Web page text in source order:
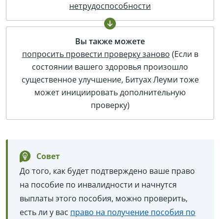
нетрудоспособности
Вы также можете
попросить провести проверку заново (Если в
состоянии вашего здоровья произошло
существенное улучшение, Битуах Леуми тоже
может инициировать дополнительную
проверку)
Совет
До того, как будет подтверждено ваше право
на пособие по инвалидности и начнутся
выплаты этого пособия, можно проверить,
есть ли у вас право на получение пособия по